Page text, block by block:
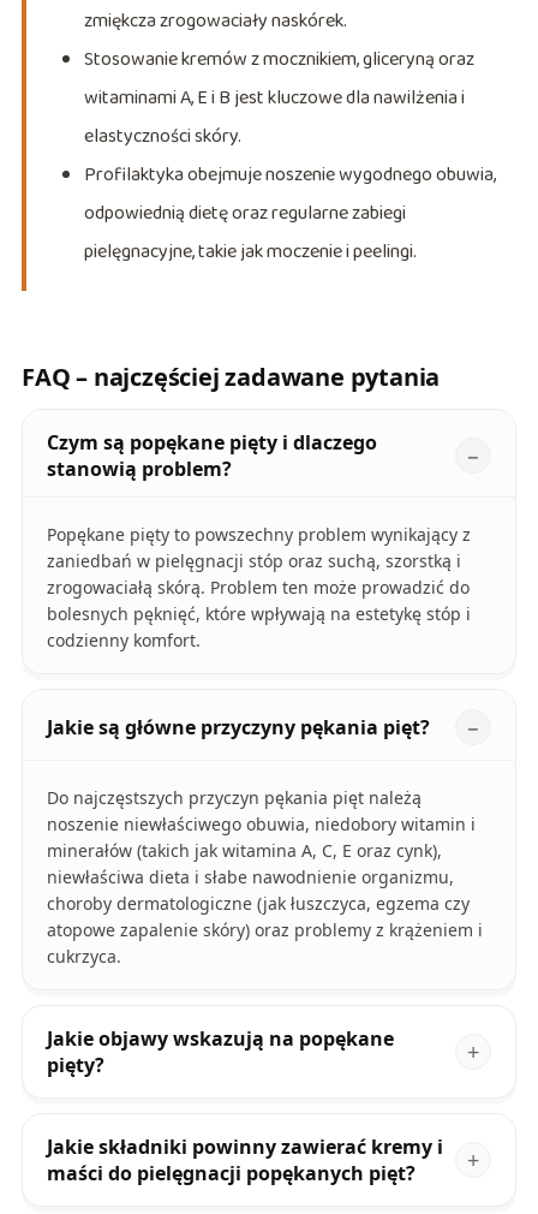
zmiękcza zrogowaciały naskórek.
Stosowanie kremów z mocznikiem, gliceryną oraz
witaminami A, E i B jest kluczowe dla nawilżenia i
elastyczności skóry.
Profilaktyka obejmuje noszenie wygodnego obuwia,
odpowiednią dietę oraz regularne zabiegi
pielęgnacyjne, takie jak moczenie i peelingi.
FAQ – najczęściej zadawane pytania
Czym są popękane pięty i dlaczego
stanowią problem?
Popękane pięty to powszechny problem wynikający z
zaniedbań w pielęgnacji stóp oraz suchą, szorstką i
zrogowaciałą skórą. Problem ten może prowadzić do
bolesnych pęknięć, które wpływają na estetykę stóp i
codzienny komfort.
Jakie są główne przyczyny pękania pięt?
Do najczęstszych przyczyn pękania pięt należą
noszenie niewłaściwego obuwia, niedobory witamin i
minerałów (takich jak witamina A, C, E oraz cynk),
niewłaściwa dieta i słabe nawodnienie organizmu,
choroby dermatologiczne (jak łuszczyca, egzema czy
atopowe zapalenie skóry) oraz problemy z krążeniem i
cukrzyca.
Jakie objawy wskazują na popękane
pięty?
Jakie składniki powinny zawierać kremy i
maści do pielęgnacji popękanych pięt?